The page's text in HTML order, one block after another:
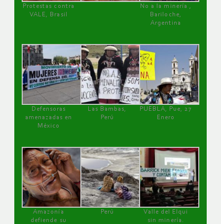
Protestas contra
VALE, Brasil
No a la minería ,
Bariloche,
Argentina
Defensoras
amenazadas en
México
Las Bambas,
Perú
PUEBLA, Pue, 27
Enero
Amazonía
defiende su
Perú
Valle del Elqui
sin minería.